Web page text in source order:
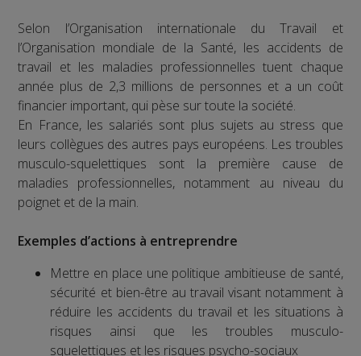
Selon l’Organisation internationale du Travail et
l’Organisation mondiale de la Santé, les accidents de
travail et les maladies professionnelles tuent chaque
année plus de 2,3 millions de personnes et a un coût
financier important, qui pèse sur toute la société.
En France, les salariés sont plus sujets au stress que
leurs collègues des autres pays européens. Les troubles
musculo-squelettiques sont la première cause de
maladies professionnelles, notamment au niveau du
poignet et de la main.
Exemples d’actions à entreprendre
Mettre en place une politique ambitieuse de santé,
sécurité et bien-être au travail visant notamment à
réduire les accidents du travail et les situations à
risques ainsi que les troubles musculo-
squelettiques et les risques psycho-sociaux